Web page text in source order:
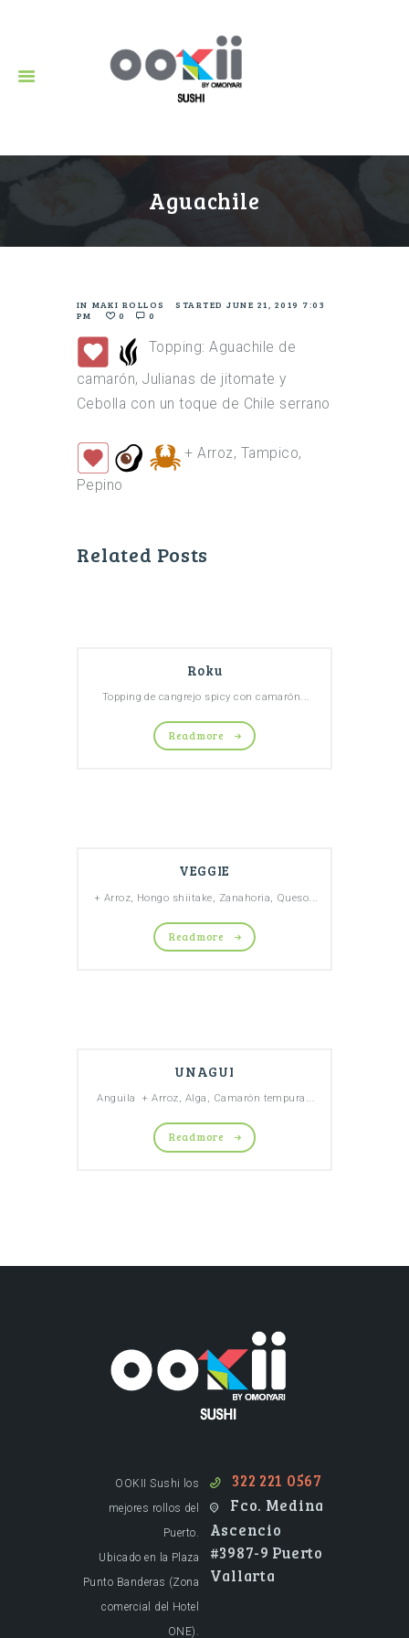
Aguachile
IN MAKI ROLLOS STARTEDJUNE 21, 2019 7:03
PM
0 0
Topping: Aguachile de
camarón, Julianas de jitomate y
Cebolla con un toque de Chile serrano
+ Arroz, Tampico,
Pepino
Related Posts
Roku
Topping de cangrejo spicy con camarón...
Read more
VEGGIE
+ Arroz, Hongo shiitake, Zanahoria, Queso...
Read more
UNAGUI
Anguila + Arroz, Alga, Camarón tempura...
Read more
322 221 0567
Fco. Medina
Ascencio
#3987-9 Puerto
Vallarta
OOKII Sushi los
mejores rollos del
Puerto.
Ubicado en la Plaza
Punto Banderas (Zona
comercial del Hotel
ONE).